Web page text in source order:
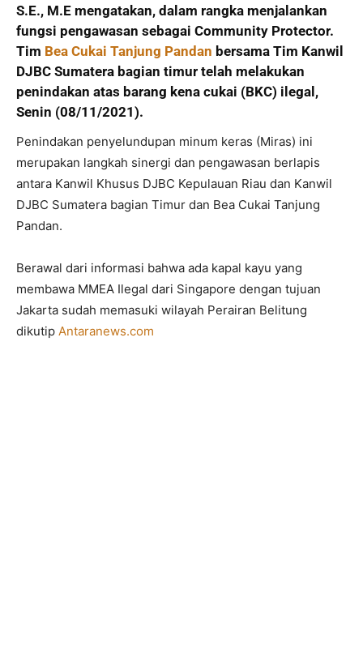
S.E., M.E mengatakan, dalam rangka menjalankan
fungsi pengawasan sebagai Community Protector.
Tim Bea Cukai Tanjung Pandan bersama Tim Kanwil
DJBC Sumatera bagian timur telah melakukan
penindakan atas barang kena cukai (BKC) ilegal,
Senin (08/11/2021).
Penindakan penyelundupan minum keras (Miras) ini
merupakan langkah sinergi dan pengawasan berlapis
antara Kanwil Khusus DJBC Kepulauan Riau dan Kanwil
DJBC Sumatera bagian Timur dan Bea Cukai Tanjung
Pandan.
Berawal dari informasi bahwa ada kapal kayu yang
membawa MMEA Ilegal dari Singapore dengan tujuan
Jakarta sudah memasuki wilayah Perairan Belitung
dikutip Antaranews.com